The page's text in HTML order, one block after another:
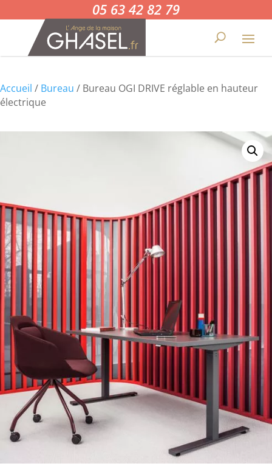
05 63 42 82 79
Accueil / Bureau / Bureau OGI DRIVE réglable en hauteur
électrique